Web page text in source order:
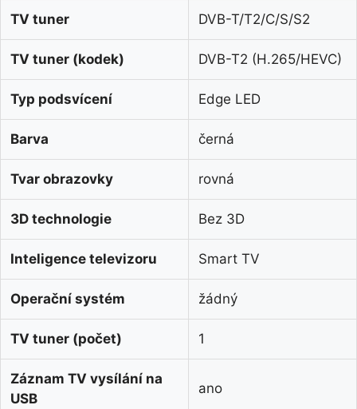
TV tuner DVB-T/T2/C/S/S2
TV tuner (kodek) DVB-T2 (H.265/HEVC)
Typ podsvícení Edge LED
Barva černá
Tvar obrazovky rovná
3D technologie Bez 3D
Inteligence televizoru Smart TV
Operační systém žádný
TV tuner (počet) 1
Záznam TV vysílání na
USB
ano